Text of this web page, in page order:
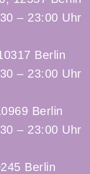
– 23:00 Uhr
Berlin
– 23:00 Uhr
Berlin
– 23:00 Uhr
Berlin